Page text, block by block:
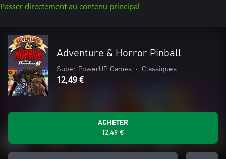
Passer directement au contenu principal
Adventure & Horror Pinball
Super PowerUP Games • Classiques
12,49 €
ACHETER
12,49 €